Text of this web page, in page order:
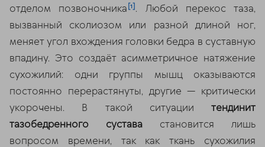
отделом позвоночника[1]. Любой перекос таза,
вызванный сколиозом или разной длиной ног,
меняет угол вхождения головки бедра в суставную
впадину. Это создаёт асимметричное натяжение
сухожилий: одни группы мышц оказываются
постоянно перерастянуты, другие — критически
укорочены. В такой ситуации тендинит
тазобедренного сустава становится лишь
вопросом времени, так как ткань сухожилия